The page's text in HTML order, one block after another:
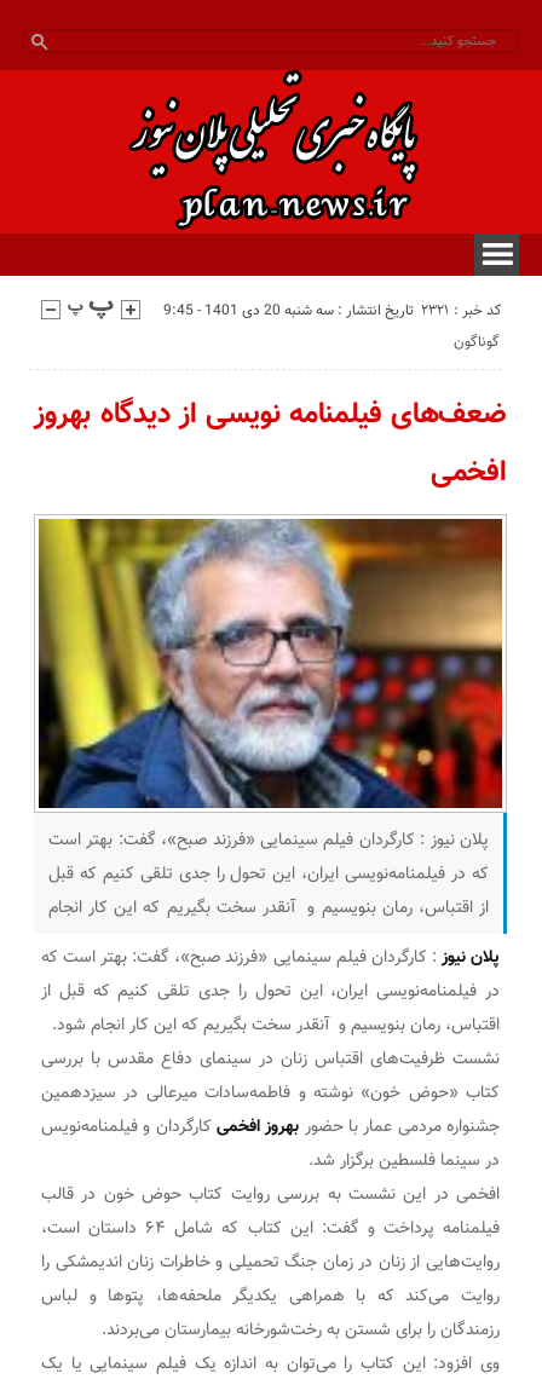
کد خبر : 2321
تاریخ انتشار : سه شنبه 20 دی 1401 - 9:45
گوناگون
ضعف‌های فیلمنامه نویسی از دیدگاه بهروز
افخمی
پلان نیوز : کارگردان فیلم سینمایی «فرزند صبح»، گفت: بهتر است
که در فیلمنامه‌نویسی ایران، این تحول را جدی تلقی کنیم که قبل
از اقتباس، رمان بنویسیم و آنقدر سخت بگیریم که این کار انجام
شود. نشست‌ ظرفیت‌های اقتباس زنان در سینمای دفاع مقدس با
بررسی کتاب «حوض خون» نوشته و فاطمه‌سادات میرعالی در
سیزدهمین
پلان نیوز: کارگردان فیلم سینمایی «فرزند صبح»، گفت: بهتر است که
در فیلمنامه‌نویسی ایران، این تحول را جدی تلقی کنیم که قبل از
اقتباس، رمان بنویسیم و آنقدر سخت بگیریم که این کار انجام شود.
نشست‌ ظرفیت‌های اقتباس زنان در سینمای دفاع مقدس با بررسی
کتاب «حوض خون» نوشته و فاطمه‌سادات میرعالی در سیزدهمین
جشنواره مردمی عمار با حضور بهروز افخمی کارگردان و فیلمنامه‌نویس
در سینما فلسطین برگزار شد.
افخمی در این نشست به بررسی روایت کتاب حوض خون در قالب
فیلمنامه پرداخت و گفت: این کتاب که شامل ۶۴ داستان است،
روایت‌هایی از زنان در زمان جنگ تحمیلی و خاطرات زنان اندیمشکی را
روایت می‌کند که با همراهی یکدیگر ملحفه‌ها، پتوها و لباس
رزمندگان را برای شستن به رخت‌شورخانه بیمارستان می‌بردند.
وی افزود: این کتاب را می‌توان به اندازه یک فیلم سینمایی یا یک